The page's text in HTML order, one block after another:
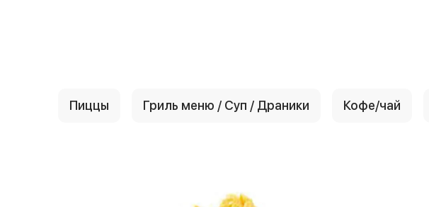
Пиццы Гриль меню / Суп / Драники Кофе/чай